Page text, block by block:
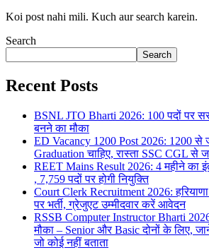
Koi post nahi mili. Kuch aur search karein.
Search
Search
Recent Posts
BSNL JTO Bharti 2026: 100 पदों पर
बनने का मौका
ED Vacancy 1200 Post 2026: 1200 से
Graduation चाहिए, रास्ता SSC CGL से
REET Mains Result 2026: 4 महीने का
, 7,759 पदों पर होगी नियुक्ति
Court Clerk Recruitment 2026:
पर भर्ती, ग्रेजुएट उम्मीदवार करें आवेदन
RSSB Computer Instructor Bharti
मौका – Senior और Basic दोनों के लिए,
जो कोई नहीं बताता